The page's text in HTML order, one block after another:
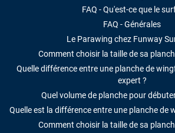
FAQ - Qu'est-ce que le
FAQ - Générales
Le Parawing chez Funway
Comment choisir la taille de sa
Quelle différence entre une planche de
expert ?
Quel volume de planche pour
Quelle est la différence entre une planche de
Comment choisir la taille de sa